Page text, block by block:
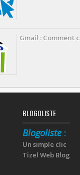
Gmail : Comment
BLOGOLISTE
Blogoliste :
Un simple clic
Tizel Web Blog